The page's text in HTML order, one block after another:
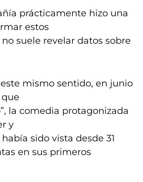
prácticamente hizo una
estos
suele revelar datos sobre
mismo sentido, en junio
la comedia protagonizada
y
sido vista desde 31
en sus primeros